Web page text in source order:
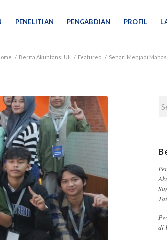
PENELITIAN PENGABDIAN PROFIL
/ Berita Akuntansi UII / Featured / Sehari Menjadi
di